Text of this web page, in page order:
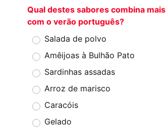
Qual destes sabores combina mais
com o verão português?
Salada de polvo
Amêijoas à Bulhão Pato
Sardinhas assadas
Arroz de marisco
Caracóis
Gelado